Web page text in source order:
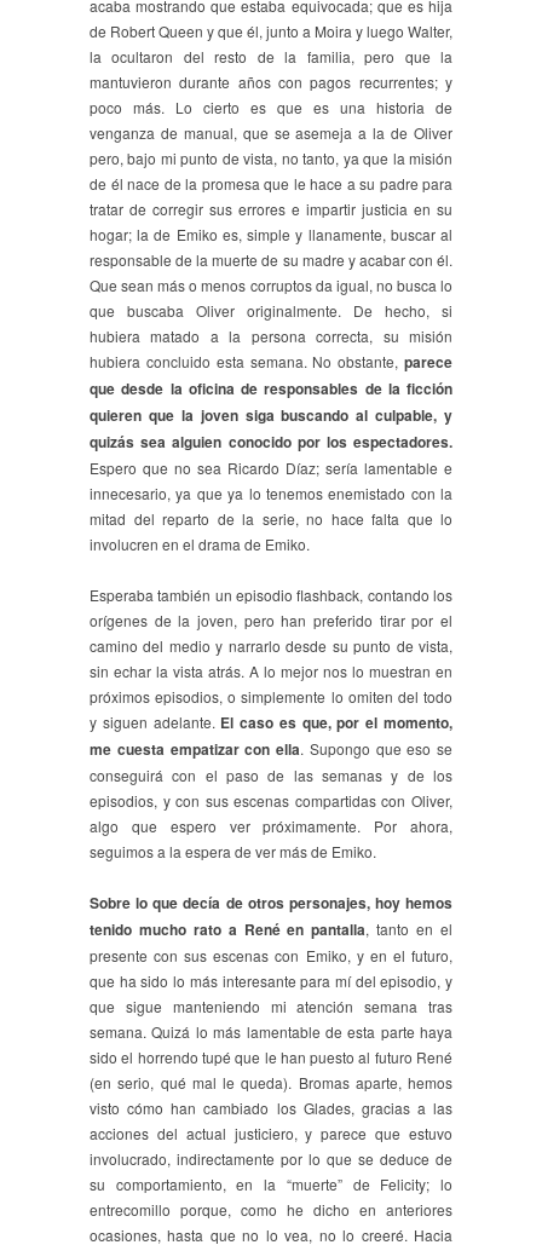
acaba mostrando que estaba equivocada; que es hija
de Robert Queen y que él, junto a Moira y luego Walter,
la ocultaron del resto de la familia, pero que la
mantuvieron durante años con pagos recurrentes; y
poco más. Lo cierto es que es una historia de
venganza de manual, que se asemeja a la de Oliver
pero, bajo mi punto de vista, no tanto, ya que la misión
de él nace de la promesa que le hace a su padre para
tratar de corregir sus errores e impartir justicia en su
hogar; la de Emiko es, simple y llanamente, buscar al
responsable de la muerte de su madre y acabar con él.
Que sean más o menos corruptos da igual, no busca lo
que buscaba Oliver originalmente. De hecho, si
hubiera matado a la persona correcta, su misión
hubiera concluido esta semana. No obstante, parece
que desde la oficina de responsables de la ficción
quieren que la joven siga buscando al culpable, y
quizás sea alguien conocido por los espectadores.
Espero que no sea Ricardo Díaz; sería lamentable e
innecesario, ya que ya lo tenemos enemistado con la
mitad del reparto de la serie, no hace falta que lo
involucren en el drama de Emiko.
Esperaba también un episodio flashback, contando los
orígenes de la joven, pero han preferido tirar por el
camino del medio y narrarlo desde su punto de vista,
sin echar la vista atrás. A lo mejor nos lo muestran en
próximos episodios, o simplemente lo omiten del todo
y siguen adelante. El caso es que, por el momento,
me cuesta empatizar con ella. Supongo que eso se
conseguirá con el paso de las semanas y de los
episodios, y con sus escenas compartidas con Oliver,
algo que espero ver próximamente. Por ahora,
seguimos a la espera de ver más de Emiko.
Sobre lo que decía de otros personajes, hoy hemos
tenido mucho rato a René en pantalla, tanto en el
presente con sus escenas con Emiko, y en el futuro,
que ha sido lo más interesante para mí del episodio, y
que sigue manteniendo mi atención semana tras
semana. Quizá lo más lamentable de esta parte haya
sido el horrendo tupé que le han puesto al futuro René
(en serio, qué mal le queda). Bromas aparte, hemos
visto cómo han cambiado los Glades, gracias a las
acciones del actual justiciero, y parece que estuvo
involucrado, indirectamente por lo que se deduce de
su comportamiento, en la “muerte” de Felicity; lo
entrecomillo porque, como he dicho en anteriores
ocasiones, hasta que no lo vea, no lo creeré. Hacia